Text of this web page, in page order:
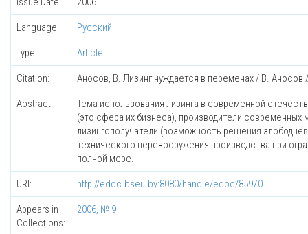
Language: Русский
Type: Article
Citation: Аносов, В. Лизинг нуждается в переменах / В.
Abstract:
Тема использования лизинга в современной
(это сфера их бизнеса), производители
лизингополучатели (возможность решения
технического перевооружения производства при
полной мере.
URI: http://edoc.bseu.by:8080/handle/edoc/85970
Appears in
Collections:
2006, № 9